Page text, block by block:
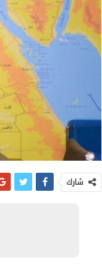
شارك